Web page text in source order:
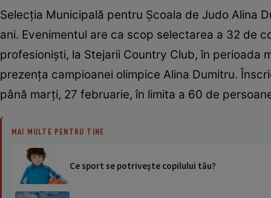
Selecţia Municipală pentru Şcoala de Judo Alina
ani. Evenimentul are ca scop selectarea a 32 de
profesionişti, la Stejarii Country Club, în perioada
prezenţa campioanei olimpice Alina Dumitru.
până marţi, 27 februarie, în limita a 60 de
MAI MULTE PENTRU TINE
Ce sport se potriveşte copilului tău?